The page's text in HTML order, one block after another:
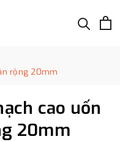
rộng 20mm
cao uốn
20mm